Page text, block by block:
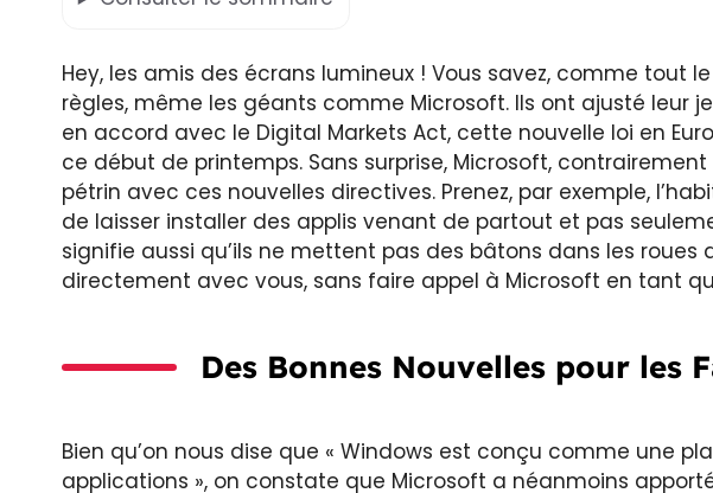
Hey, les amis des écrans lumineux ! Vous savez, comme tout
règles, même les géants comme Microsoft. Ils ont ajusté leur
en accord avec le Digital Markets Act, cette nouvelle loi en
ce début de printemps. Sans surprise, Microsoft,
pétrin avec ces nouvelles directives. Prenez, par exemple,
de laisser installer des applis venant de partout et pas
signifie aussi qu’ils ne mettent pas des bâtons dans les
directement avec vous, sans faire appel à Microsoft en tant
Des Bonnes Nouvelles pour les
Bien qu’on nous dise que « Windows est conçu comme une
applications », on constate que Microsoft a néanmoins